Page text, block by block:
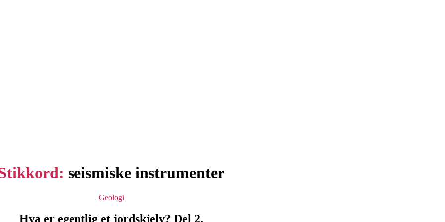
seismiske instrumenter
Kategorier
Geologi
Hva er egentlig et jordskjelv? Del 2.